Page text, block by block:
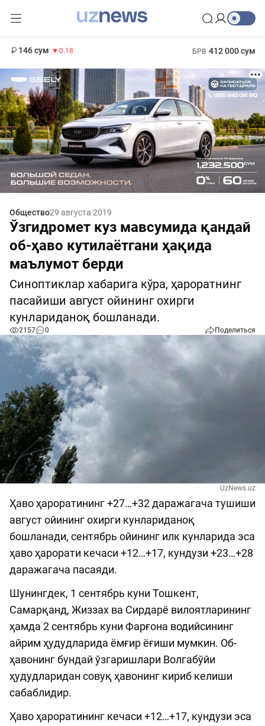
146 сум -0.18 БРВ 412 000 сум
Общество29 августа 2019
Ўзгидромет куз мавсумида қандай
об-ҳаво кутилаётгани ҳақида
маълумот берди
Синоптиклар хабарига кўра, ҳароратнинг
пасайиши август ойининг охирги
кунлариданоқ бошланади.
2157 0 Поделиться
UzNews.uz
Ҳаво ҳароратининг +27…+32 даражагача тушиши
август ойининг охирги кунлариданоқ
бошланади, сентябрь ойининг илк кунларида эса
ҳаво ҳарорати кечаси +12…+17, кундузи +23…+28
даражагача пасаяди.
Шунингдек, 1 сентябрь куни Тошкент,
Самарқанд, Жиззах ва Сирдарё вилоятларининг
ҳамда 2 сентябрь куни Фарғона водийсининг
айрим ҳудудларида ёмғир ёғиши мумкин. Об-
ҳавонинг бундай ўзгаришлари Волгабўйи
ҳудудларидан совуқ ҳавонинг кириб келиши
сабаблидир.
Ҳаво ҳароратининг кечаси +12…+17, кундузи эса